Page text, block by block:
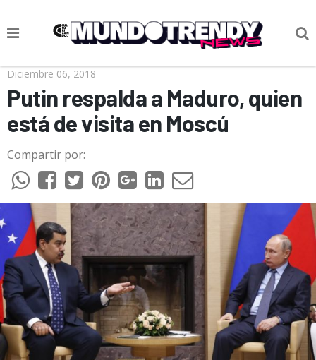
NOTICIAS
CULTURA POP
CIENCIA Y TECNOLOGÍA
VIDA
SOCIEDAD
CULTURIZANDO.COM
Diciembre 06, 2018
Putin respalda a Maduro, quien
está de visita en Moscú
Compartir por: